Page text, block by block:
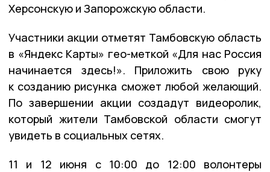
Херсонскую и Запорожскую области.
Участники акции отметят Тамбовскую область
в «Яндекс Карты» гео-меткой «Для нас Россия
начинается здесь!». Приложить свою руку
к созданию рисунка сможет любой желающий.
По завершении акции создадут видеоролик,
который жители Тамбовской области смогут
увидеть в социальных сетях.
11 и 12 июня с 10:00 до 12:00 волонтеры